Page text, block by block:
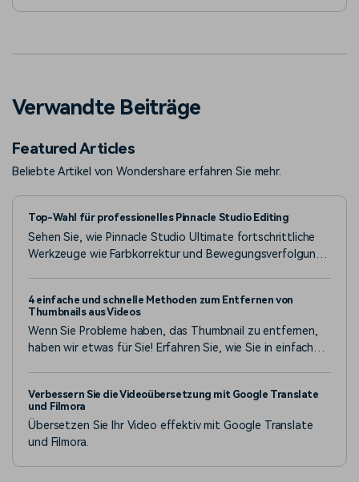
Verwandte Beiträge
Featured Articles
Beliebte Artikel von Wondershare erfahren Sie mehr.
Top-Wahl für professionelles Pinnacle Studio Editing
Sehen Sie, wie Pinnacle Studio Ultimate fortschrittliche
Werkzeuge wie Farbkorrektur und Bewegungsverfolgung
4 einfache und schnelle Methoden zum Entfernen von
Thumbnails aus Videos
Wenn Sie Probleme haben, das Thumbnail zu entfernen,
haben wir etwas für Sie! Erfahren Sie, wie Sie in einfachen
Verbessern Sie die Videoübersetzung mit Google Translate
und Filmora
Übersetzen Sie Ihr Video effektiv mit Google Translate
und Filmora.